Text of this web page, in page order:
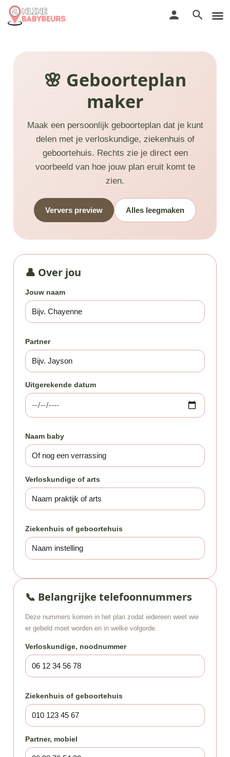
🌸 Geboorteplan
maker
Maak een persoonlijk geboorteplan dat je kunt
delen met je verloskundige, ziekenhuis of
geboortehuis. Rechts zie je direct een
voorbeeld van hoe jouw plan eruit komt te
zien.
Ververs preview Alles leegmaken
👤 Over jou
Jouw naam
Partner
Uitgerekende datum
Naam baby
Verloskundige of arts
Ziekenhuis of geboortehuis
📞 Belangrijke telefoonnummers
Deze nummers komen in het plan zodat iedereen weet wie
er gebeld moet worden en in welke volgorde.
Verloskundige, noodnummer
Ziekenhuis of geboortehuis
Partner, mobiel